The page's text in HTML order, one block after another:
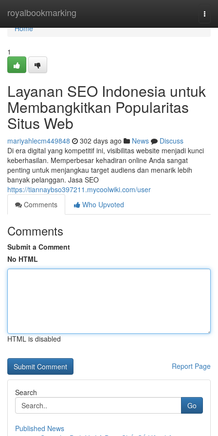
royalbookmarking
Home
Home
1
Layanan SEO Indonesia untuk
Membangkitkan Popularitas
Situs Web
mariyahlecm449848 302 days ago News
Discuss
Di era digital yang kompetitif ini, visibilitas website menjadi kunci
keberhasilan. Memperbesar kehadiran online Anda sangat
penting untuk menjangkau target audiens dan menarik lebih
banyak pelanggan. Jasa SEO
https://tiannaybso397211.mycoolwiki.com/user
Comments
Who Upvoted
Comments
Submit a Comment
No HTML
HTML is disabled
Report Page
Search
Go
Published News